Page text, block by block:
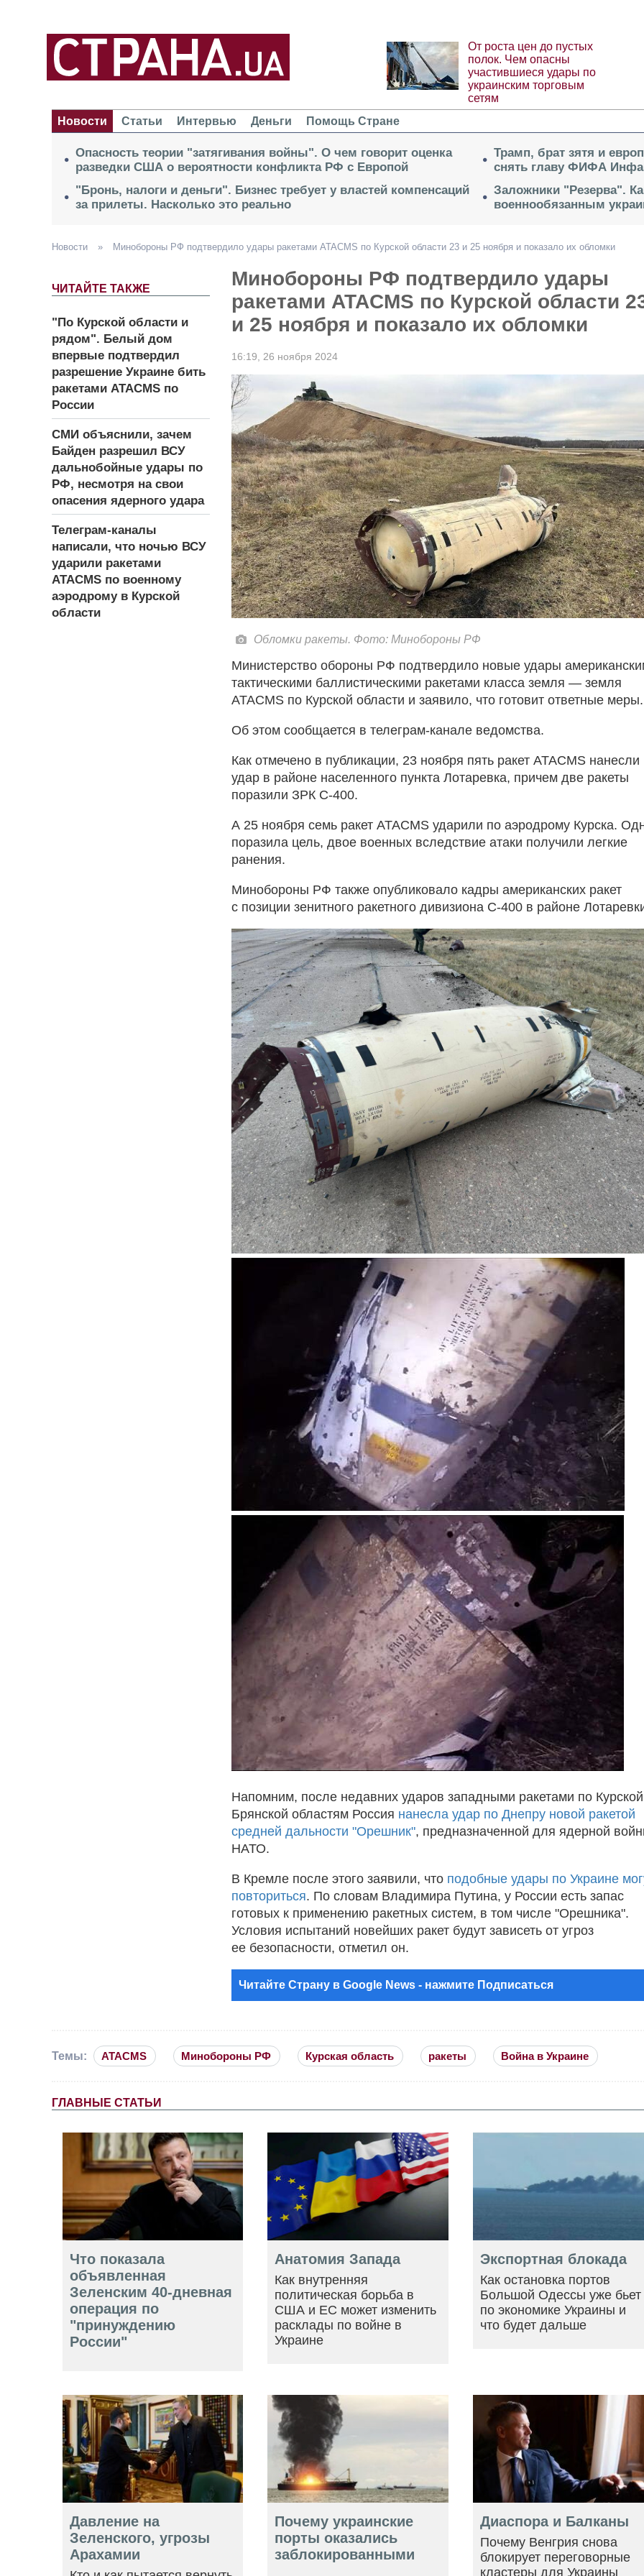
От роста цен до пустых
полок. Чем опасны
участившиеся удары по
украинским торговым
сетям
Новости
Статьи Интервью Деньги Помощь Стране
Опасность теории "затягивания войны". О чем говорит оценка
разведки США о вероятности конфликта РФ с Европой
"Бронь, налоги и деньги". Бизнес требует у властей компенсаций
за прилеты. Насколько это реально
Трамп, брат зятя и
снять главу ФИФА
Заложники "Резерва".
военнообязанным
Новости » Минобороны РФ подтвердило удары ракетами ATACMS по Курской области 23 и 25 ноября и показало их обломки
ЧИТАЙТЕ ТАКЖЕ
"По Курской области и
рядом". Белый дом
впервые подтвердил
разрешение Украине бить
ракетами ATACMS по
России
СМИ объяснили, зачем
Байден разрешил ВСУ
дальнобойные удары по
РФ, несмотря на свои
опасения ядерного удара
Телеграм-каналы
написали, что ночью ВСУ
ударили ракетами
ATACMS по военному
аэродрому в Курской
области
Минобороны РФ подтвердило удары
ракетами ATACMS по Курской области
и 25 ноября и показало их обломки
16:19, 26 ноября 2024
Обломки ракеты. Фото: Минобороны РФ
Министерство обороны РФ подтвердило новые удары
тактическими баллистическими ракетами класса земля — земля
ATACMS по Курской области и заявило, что готовит ответные меры.
Об этом сообщается в телеграм-канале ведомства.
Как отмечено в публикации, 23 ноября пять ракет ATACMS нанесли
удар в районе населенного пункта Лотаревка, причем две ракеты
поразили ЗРК С-400.
А 25 ноября семь ракет ATACMS ударили по аэродрому Курска.
поразила цель, двое военных вследствие атаки получили легкие
ранения.
Минобороны РФ также опубликовало кадры американских ракет
с позиции зенитного ракетного дивизиона С-400 в районе
Напомним, после недавних ударов западными ракетами по
Брянской областям Россия нанесла удар по Днепру новой ракетой
средней дальности "Орешник", предназначенной для ядерной
НАТО.
В Кремле после этого заявили, что подобные удары по Украине
повториться. По словам Владимира Путина, у России есть запас
готовых к применению ракетных систем, в том числе "Орешника".
Условия испытаний новейших ракет будут зависеть от угроз
ее безопасности, отметил он.
Читайте Страну в Google News - нажмите Подписаться
Темы: ATACMS Минобороны РФ Курская область ракеты Война в Украине
ГЛАВНЫЕ СТАТЬИ
Что показала
объявленная
Зеленским 40-дневная
операция по
"принуждению
России"
Анатомия Запада
Как внутренняя
политическая борьба в
США и ЕС может изменить
расклады по войне в
Украине
Экспортная блокада
Как остановка портов
Большой Одессы уже бьет
по экономике Украины и
что будет дальше
Давление на
Зеленского, угрозы
Арахамии
Почему украинские
порты оказались
заблокированными
Диаспора и Балканы
Почему Венгрия снова
блокирует переговорные
кластеры для Украины